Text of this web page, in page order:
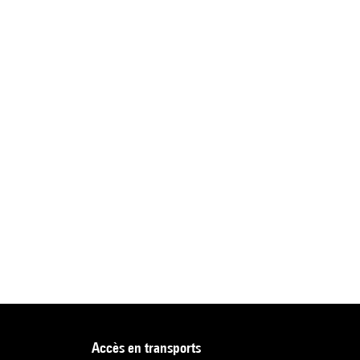
accès en transports